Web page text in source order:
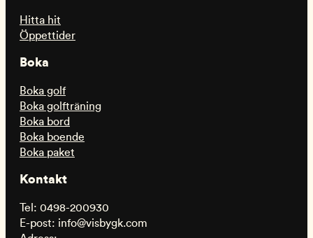
Hitta hit
Öppettider
Boka
Boka golf
Boka golfträning
Boka bord
Boka boende
Boka paket
Kontakt
Tel: 0498-200930
E-post: info@visbygk.com